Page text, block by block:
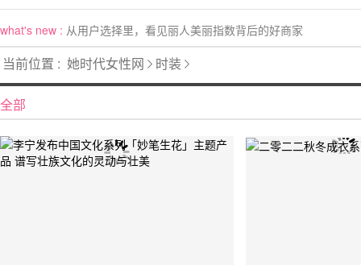
what's new : 从用户选择里，看见丽人美丽指数背后的好商家
what's new : 年度最佳品牌，实至名归：UCAN以科技美学重塑高端院线
what's new : 2026亚洲艺术电影节指定抗衰品牌UCAN：为院线机构提
what's new : 2026亚洲艺术电影节指定抗衰品牌UCAN：为院线机构提
what's new :
what's new : 李现演绎清风影集：CLIMACOOL AC「清风鞋风轻」、
what's new : 塔菲提亮相上海整形科技周：新品双波超声钛注能仪开启
当前位置 : 她时代女性网 时装
全部